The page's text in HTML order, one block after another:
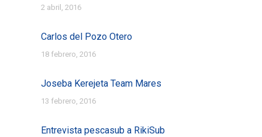
2 abril, 2016
Carlos del Pozo Otero
18 febrero, 2016
Joseba Kerejeta Team Mares
13 febrero, 2016
Entrevista pescasub a RikiSub